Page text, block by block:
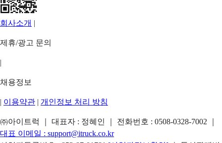
회사소개 |
제휴/광고 문의
|
채용정보
| 이용약관 | 개인정보 처리 방침
㈜아이트럭 ｜ 대표자 : 정혜인 ｜ 전화번호 : 0508-0328-7002
대표 이메일 : support@itruck.co.kr